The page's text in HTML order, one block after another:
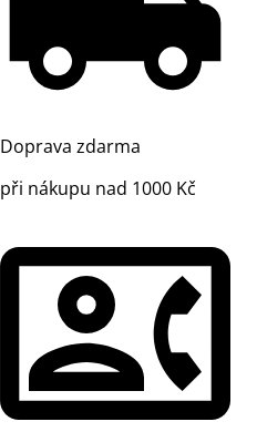
Doprava zdarma
při nákupu nad 1000 Kč